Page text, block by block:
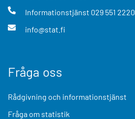
Informationstjänst 029 551 2220
info@stat.fi
Fråga oss
Rådgivning och informationstjänst
Fråga om statistik